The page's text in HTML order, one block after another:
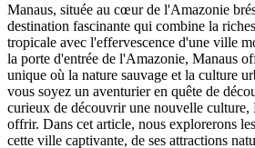
Manaus, située au cœur de l'Amazonie
destination fascinante qui combine la
tropicale avec l'effervescence d'une ville
la porte d'entrée de l'Amazonie, Manaus
unique où la nature sauvage et la culture
vous soyez un aventurier en quête de
curieux de découvrir une nouvelle culture,
offrir. Dans cet article, nous explorerons
cette ville captivante, de ses attractions